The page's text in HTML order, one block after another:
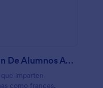
Solicitud De Inscripción De Alumnos A Programa De Idiomas
que imparten
como frances,